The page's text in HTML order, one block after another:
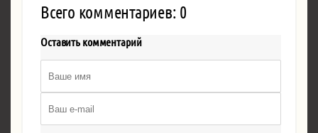
Всего комментариев: 0
Оставить комментарий